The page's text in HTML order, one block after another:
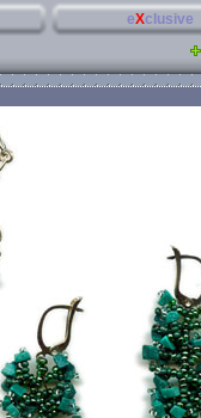
eXclusive